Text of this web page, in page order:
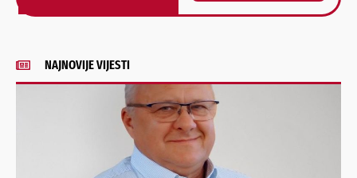
Alternative:
NAJNOVIJE VIJESTI